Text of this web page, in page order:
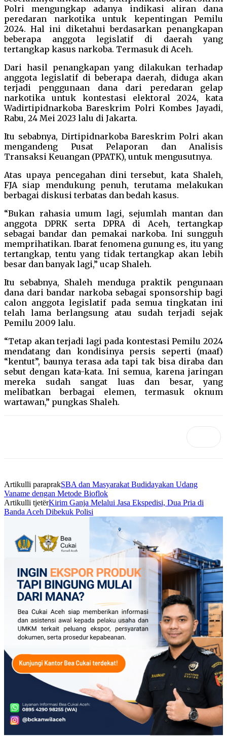
Polri mengungkap adanya indikasi aliran dana
peredaran narkotika untuk kepentingan Pemilu
2024. Hal ini diketahui berdasarkan penangkapan
beberapa anggota legislatif di daerah yang
tertangkap kasus narkoba. Termasuk di Aceh.
Dari hasil penangkapan yang dilakukan terhadap
anggota legislatif di beberapa daerah, diduga akan
terjadi penggunaan dana dari peredaran gelap
narkotika untuk kontestasi elektoral 2024, kata
Wadirtipidnarkoba Bareskrim Polri Kombes Jayadi,
Rabu, 24 Mei 2023 lalu di Jakarta.
Itu sebabnya, Dirtipidnarkoba Bareskrim Polri akan
mengandeng Pusat Pelaporan dan Analisis
Transaksi Keuangan (PPATK), untuk mengusutnya.
Atas upaya pencegahan dini tersebut, kata Shaleh,
FJA siap mendukung penuh, terutama melakukan
berbagai diskusi terbatas dan bedah kasus.
“Bukan rahasia umum lagi, sejumlah mantan dan
anggota DPRK serta DPRA di Aceh, tertangkap
sebagai bandar dan pemakai narkoba. Ini sungguh
memprihatikan. Ibarat fenomena gunung es, itu yang
tertangkap, tentu yang tidak tertangkap akan lebih
besar dan banyak lagi,” ucap Shaleh.
Itu sebabnya, Shaleh menduga praktik pengunaan
dana dari bandar narkoba sebagai sponsorship bagi
calon anggota legislatif pada semua tingkatan ini
telah lama berlangsung atau sudah terjadi sejak
Pemilu 2009 lalu.
“Tetap akan terjadi lagi pada kontestasi Pemilu 2024
mendatang dan kondisinya persis seperti (maaf)
“kentut”, baunya terasa ada tapi tak bisa diraba dan
sebut dengan kata-kata. Ini semua, karena jaringan
mereka sudah sangat luas dan besar, yang
melibatkan berbagai elemen, termasuk oknum
wartawan,” pungkas Shaleh.
Artikulli paraprakSBA dan Masyarakat Budidayakan Udang
Vaname dengan Metode Bioflok
Artikulli tjetërKirim Ganja Melalui Jasa Ekspedisi, Dua Pria di
Banda Aceh Dibekuk Polisi